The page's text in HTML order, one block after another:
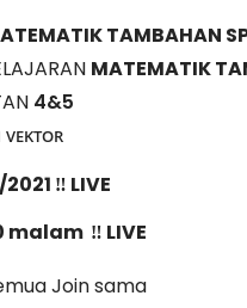
TAMBAHAN
MATEMATIK
4&5
VEKTOR
‼️ LIVE
‼️ LIVE
Join sama